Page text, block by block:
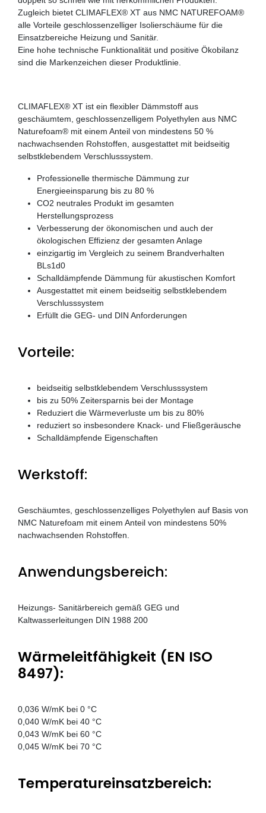
Zugleich bietet CLIMAFLEX® XT aus NMC NATUREFOAM®
alle Vorteile geschlossenzelliger Isolierschäume für die
Einsatzbereiche Heizung und Sanitär.
Eine hohe technische Funktionalität und positive Ökobilanz
sind die Markenzeichen dieser Produktlinie.
CLIMAFLEX® XT ist ein flexibler Dämmstoff aus
geschäumtem, geschlossenzelligem Polyethylen aus NMC
Naturefoam® mit einem Anteil von mindestens 50 %
nachwachsenden Rohstoffen, ausgestattet mit beidseitig
selbstklebendem Verschlusssystem.
Professionelle thermische Dämmung zur
Energieeinsparung bis zu 80 %
CO2 neutrales Produkt im gesamten
Herstellungsprozess
Verbesserung der ökonomischen und auch der
ökologischen Effizienz der gesamten Anlage
einzigartig im Vergleich zu seinem Brandverhalten
BLs1d0
Schalldämpfende Dämmung für akustischen Komfort
Ausgestattet mit einem beidseitig selbstklebendem
Verschlusssystem
Erfüllt die GEG- und DIN Anforderungen
Vorteile:
beidseitig selbstklebendem Verschlusssystem
bis zu 50% Zeitersparnis bei der Montage
Reduziert die Wärmeverluste um bis zu 80%
reduziert so insbesondere Knack- und Fließgeräusche
Schalldämpfende Eigenschaften
Werkstoff:
Geschäumtes, geschlossenzelliges Polyethylen auf Basis von
NMC Naturefoam mit einem Anteil von mindestens 50%
nachwachsenden Rohstoffen.
Anwendungsbereich:
Heizungs- Sanitärbereich gemäß GEG und
Kaltwasserleitungen DIN 1988 200
Wärmeleitfähigkeit (EN ISO
8497):
0,036 W/mK bei 0 °C
0,040 W/mK bei 40 °C
0,043 W/mK bei 60 °C
0,045 W/mK bei 70 °C
Temperatureinsatzbereich: